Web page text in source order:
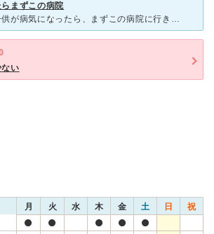
まずこの病院
私のうちでは、子供が病気になったら、まずこの病院に行きます。 先生は、やさしい方で、なおかつ適切な治療をしてくれます。看護師の方もきちんと教育されているのか、そつなく対応してくれて安心感があ
い
月 火 水 木 金 土 日 祝